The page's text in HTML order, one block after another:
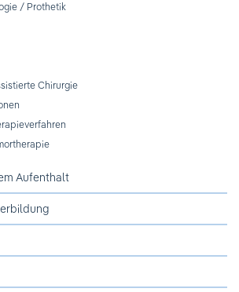
/ Prothetik
Chirurgie
Aufenthalt